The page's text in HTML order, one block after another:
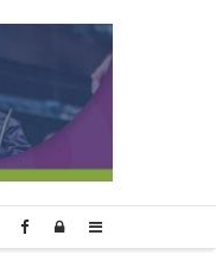
Sidebar
Log